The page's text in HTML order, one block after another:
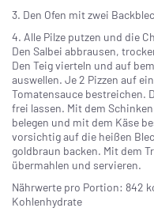
3. Den Ofen mit zwei
4. Alle Pilze putzen und die
Den Salbei abbrausen,
Den Teig vierteln und auf
auswellen. Je 2 Pizzen auf
Tomatensauce bestreichen.
frei lassen. Mit dem
belegen und mit dem Käse
vorsichtig auf die heißen
goldbraun backen. Mit dem
übermahlen und servieren.
Nährwerte pro Portion: 842
Kohlenhydrate